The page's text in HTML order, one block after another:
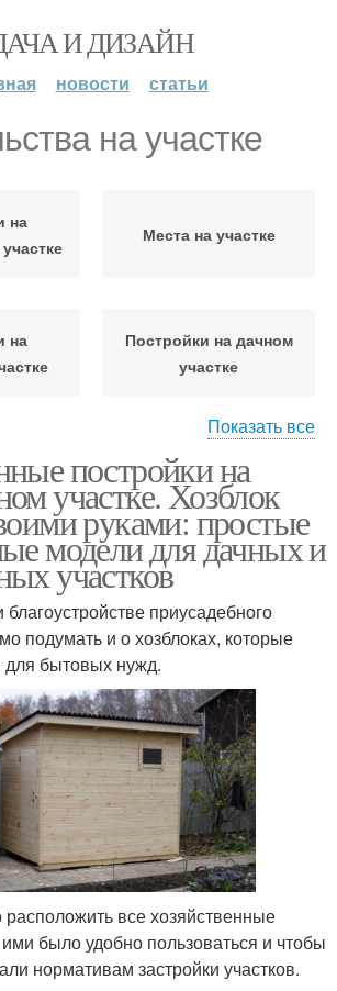
И ДИЗАЙН
новости статьи
на участке
на
Места на участке
на
Постройки на дачном
участке
Постройки на участке
Показать все
постройки на
участке. Хозблок
руками: простые
модели для дачных и
участков
приусадебного
подумать и о хозблоках, которые
для бытовых нужд.
все хозяйственные
было удобно пользоваться и чтобы
нормативам застройки участков.